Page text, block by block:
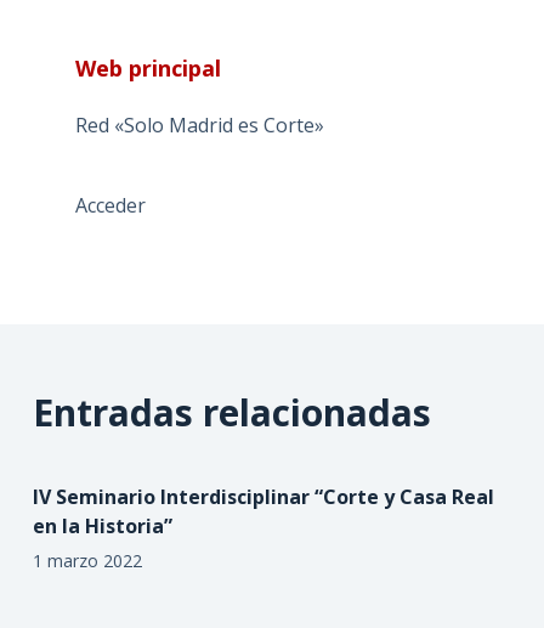
Web principal
Red «Solo Madrid es Corte»
Acceder
Entradas relacionadas
IV Seminario Interdisciplinar “Corte y Casa Real
en la Historia”
1 marzo 2022